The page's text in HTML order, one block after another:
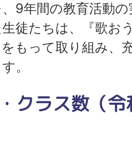
9年間の教育活動
徒たちは、『歌お
もって取り組み、
。
クラス数（